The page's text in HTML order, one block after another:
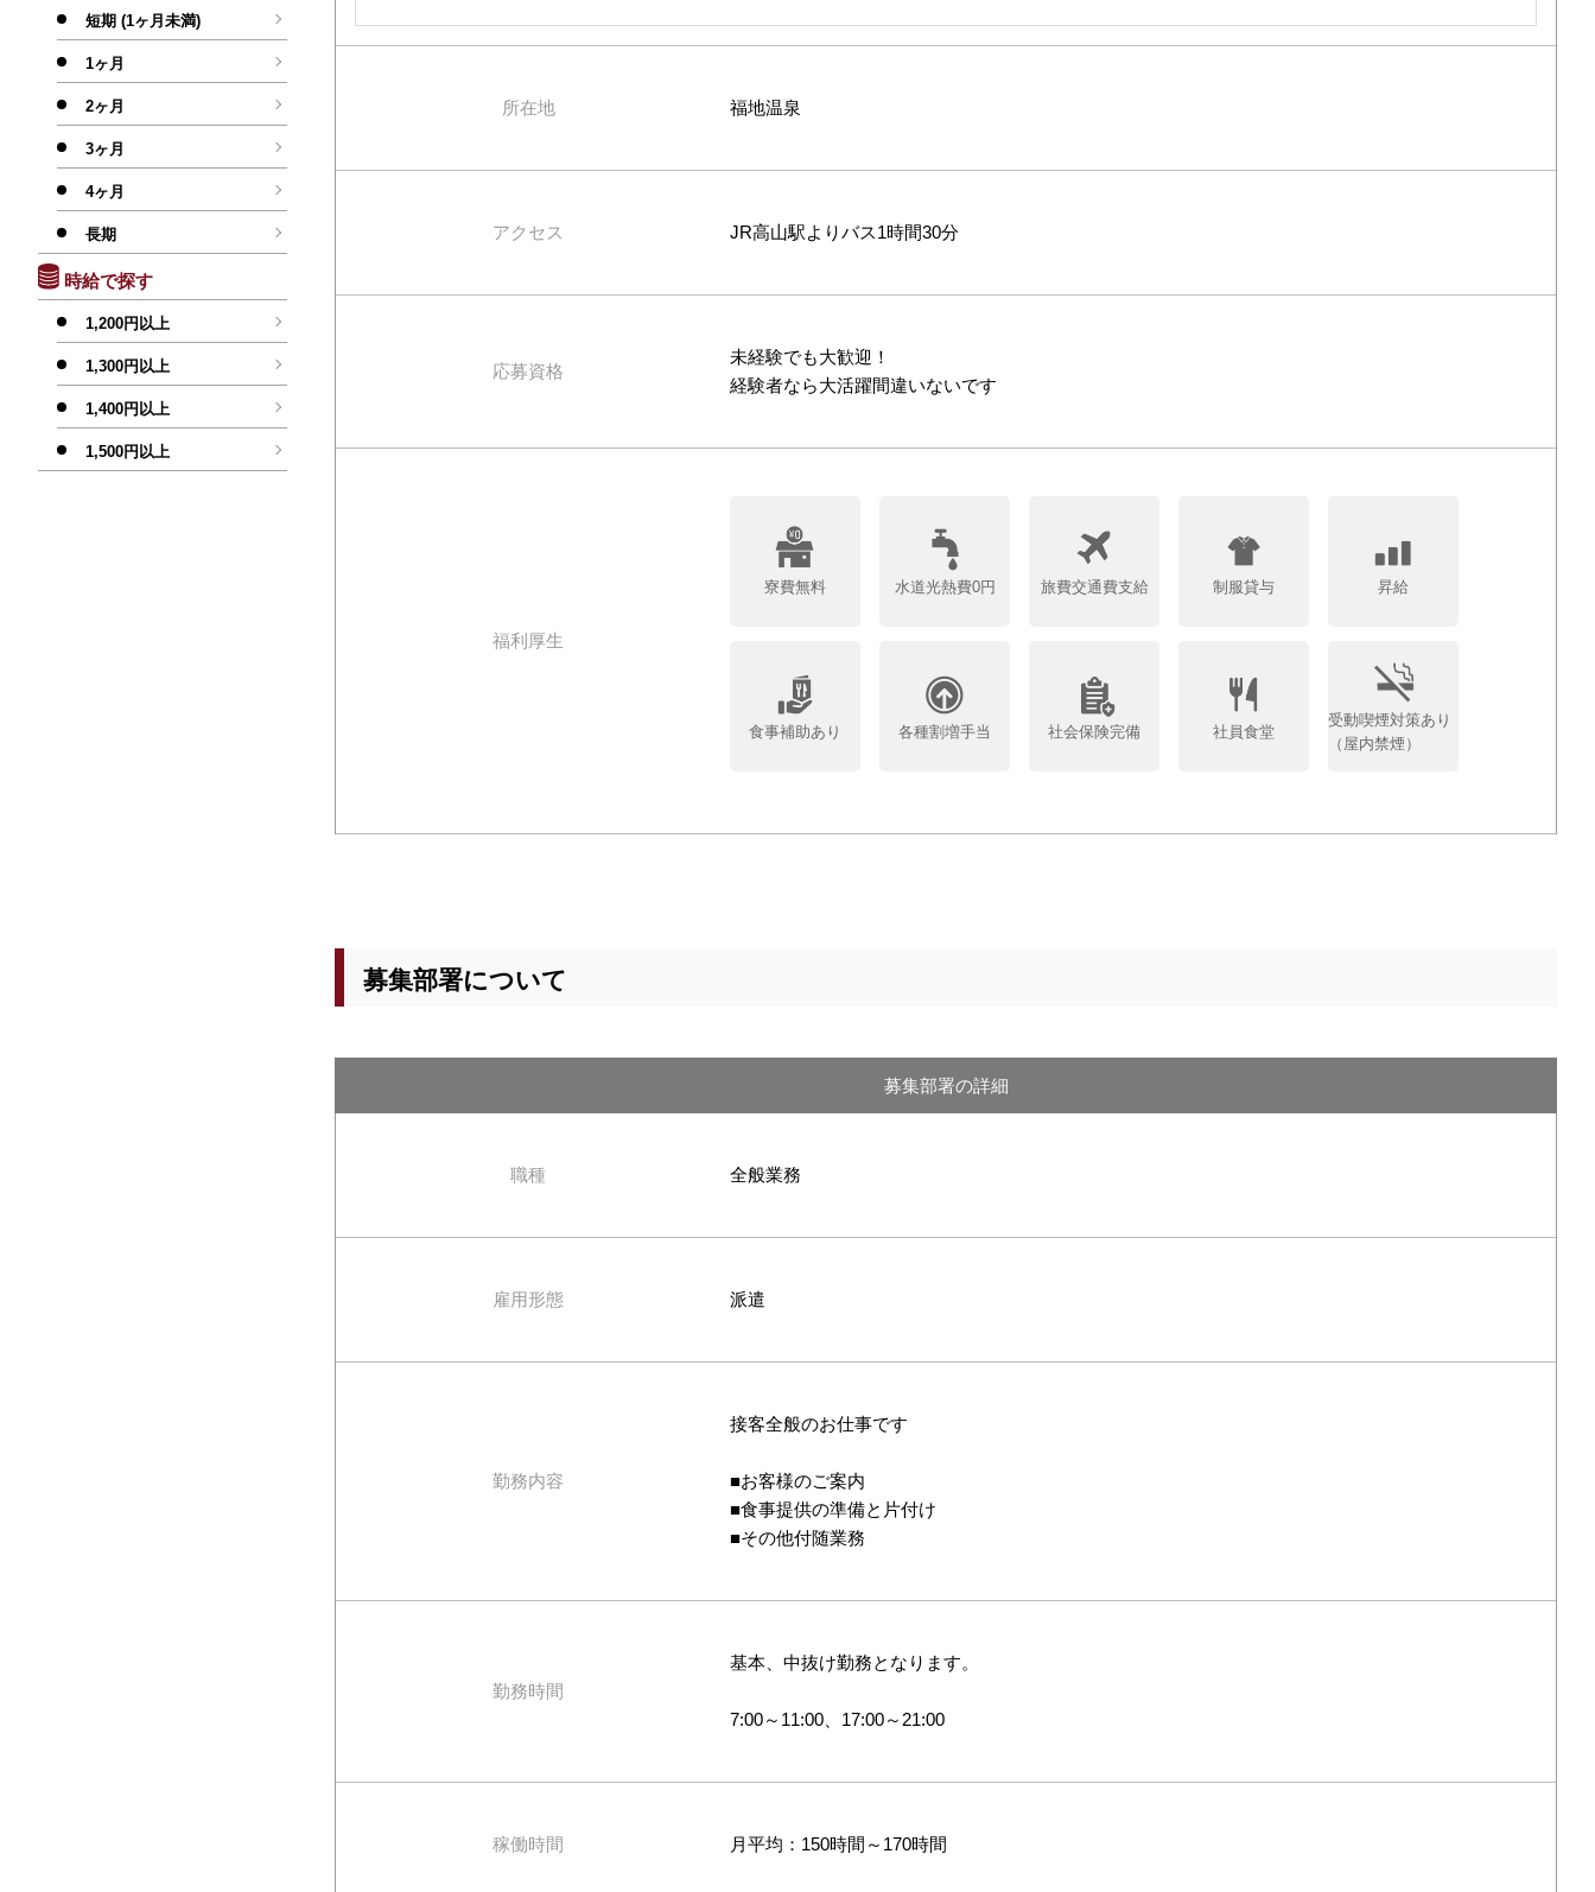
短期 (1ヶ月未満)
1ヶ月
2ヶ月
3ヶ月
4ヶ月
長期
時給で探す
1,200円以上
1,300円以上
1,400円以上
1,500円以上
所在地 福地温泉
アクセス JR高山駅よりバス1時間30分
応募資格
未経験でも大歓迎！
経験者なら大活躍間違いないです
福利厚生
寮費無料 水道光熱費0円 旅費交通費支給 制服貸与 昇給
食事補助あり 各種割増手当 社会保険完備 社員食堂
受動喫煙対策あり
（屋内禁煙）
募集部署について
募集部署の詳細
職種 全般業務
雇用形態 派遣
勤務内容
接客全般のお仕事です
■お客様のご案内
■食事提供の準備と片付け
■その他付随業務
勤務時間
基本、中抜け勤務となります。
7:00～11:00、17:00～21:00
稼働時間 月平均：150時間～170時間